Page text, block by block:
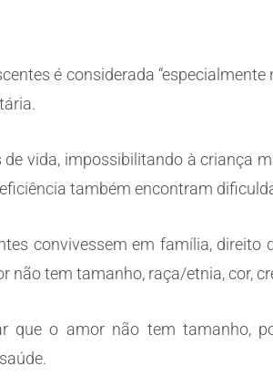
é considerada
vida, impossibilitando à criança
também encontram
convivessem em família, direito
não tem tamanho, raça/etnia, cor,
que o amor não tem tamanho,